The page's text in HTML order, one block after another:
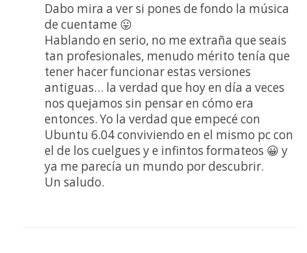
Dabo mira a ver si pones de fondo la música
de cuentame 😛
Hablando en serio, no me extraña que seais
tan profesionales, menudo mérito tenía que
tener hacer funcionar estas versiones
antiguas… la verdad que hoy en día a veces
nos quejamos sin pensar en cómo era
entonces. Yo la verdad que empecé con
Ubuntu 6.04 conviviendo en el mismo pc con
el de los cuelgues y e infintos formateos 😀 y
ya me parecía un mundo por descubrir.
Un saludo.